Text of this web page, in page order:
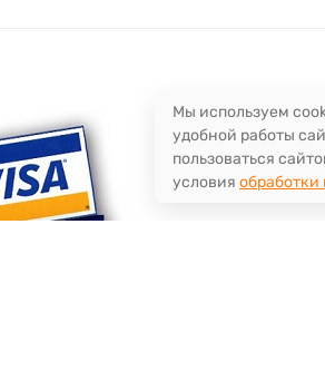
Мы используем
удобной работы
пользоваться
условия